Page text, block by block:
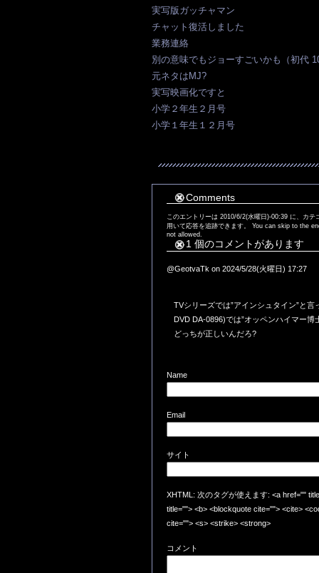
実写版ガッチャマン
チャット復活しました
業務連絡
別の意味でもジョーすごいかも（初代
元ネタはMJ?
実写映画化ですと
小学２年生２月号
小学１年生１２月号
Comments
このエントリーは 2010/6/2(水曜日)-00:39 に、カ
用いて応答を追跡できます。 You can skip to the
not allowed.
1 個のコメントがあります
@GeotvaTk on 2024/5/28(火曜日) 17:27
TVシリーズでは”アインシュタイン”と
DVD DA-0896)では”オッペンハイマー博
どっちが正しいんだろ?
Name
Email
サイト
XHTML: 次のタグが使えます: <a href=""
title=""> <b> <blockquote cite=""> <cite>
cite=""> <s> <strike> <strong>
コメント